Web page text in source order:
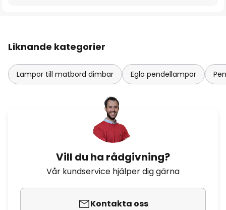
Liknande kategorier
Lampor till matbord dimbar Eglo pendellampor
Vill du ha rådgivning?
Vår kundservice hjälper dig gärna
Kontakta oss